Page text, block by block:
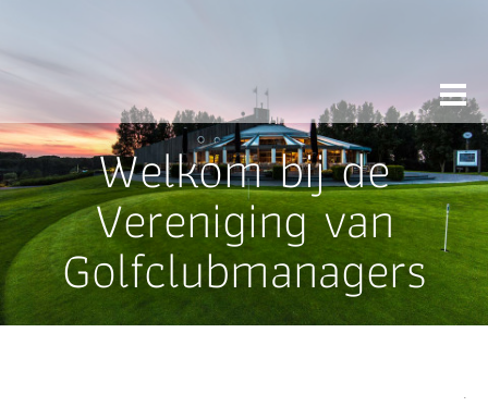
Welkom bij de
Vereniging van
Golfclubmanagers
Het is de ambitie van de vereniging om een sociaal trefpunt en
.